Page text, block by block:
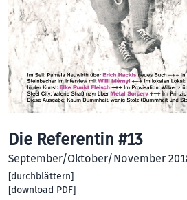
Die Referentin #13
September/Oktober/November
[durchblättern]
[download PDF]